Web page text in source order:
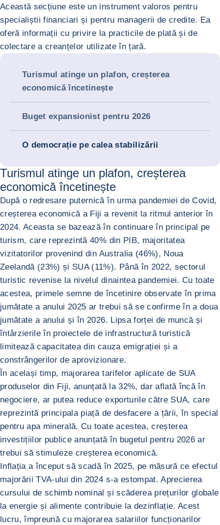
Această secțiune este un instrument valoros pentru
specialiștii financiari și pentru managerii de credite. Ea
oferă informații cu privire la practicile de plată și de
colectare a creanțelor utilizate în țară.
Turismul atinge un plafon, creșterea
economică încetinește
Buget expansionist pentru 2026
O democrație pe calea stabilizării
Turismul atinge un plafon, creșterea
economică încetinește
După o redresare puternică în urma pandemiei de Covid,
creșterea economică a Fiji a revenit la ritmul anterior în
2024. Aceasta se bazează în continuare în principal pe
turism, care reprezintă 40% din PIB, majoritatea
vizitatorilor provenind din Australia (46%), Noua
Zeelandă (23%) și SUA (11%). Până în 2022, sectorul
turistic revenise la nivelul dinaintea pandemiei. Cu toate
acestea, primele semne de încetinire observate în prima
jumătate a anului 2025 ar trebui să se confirme în a doua
jumătate a anului și în 2026. Lipsa forței de muncă și
întârzierile în proiectele de infrastructură turistică
limitează capacitatea din cauza emigrației și a
constrângerilor de aprovizionare.
În același timp, majorarea tarifelor aplicate de SUA
produselor din Fiji, anunțată la 32%, dar aflată încă în
negociere, ar putea reduce exporturile către SUA, care
reprezintă principala piață de desfacere a țării, în special
pentru apa minerală. Cu toate acestea, creșterea
investițiilor publice anunțată în bugetul pentru 2026 ar
trebui să stimuleze creșterea economică.
Inflația a început să scadă în 2025, pe măsură ce efectul
majorării TVA-ului din 2024 s-a estompat. Aprecierea
cursului de schimb nominal și scăderea prețurilor globale
la energie și alimente contribuie la dezinflație. Acest
lucru, împreună cu majorarea salariilor funcționarilor